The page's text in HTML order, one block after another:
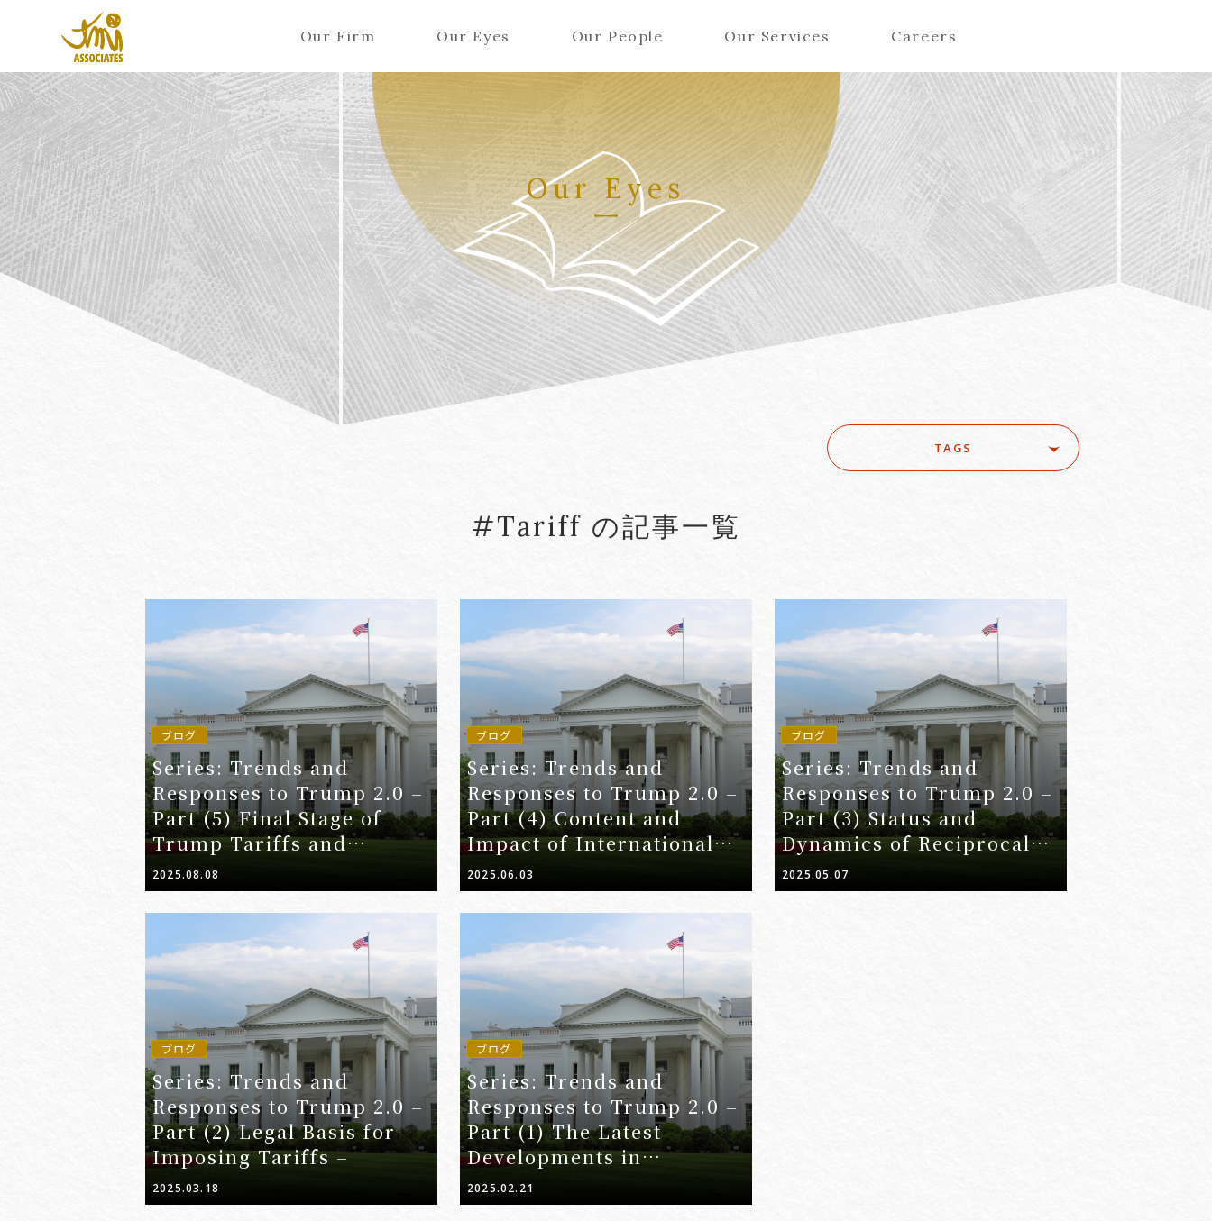
Our Firm Our Eyes Our People Our Services Careers
Our Eyes
TAGS
#Account seizure
#aerospace
#Arbitration #ASEAN
#Tariff の記事一覧
ブログ
Series: Trends and
Responses to Trump 2.0 –
Part (5) Final Stage of
Trump Tariffs and
Corporate Legal Risk
Management –
2025.08.08
ブログ
Series: Trends and
Responses to Trump 2.0 –
Part (4) Content and
Impact of International
Trade Court Judgment
Rendering Part of Tariffs
Measures as Illegal -
2025.06.03
ブログ
Series: Trends and
Responses to Trump 2.0 –
Part (3) Status and
Dynamics of Reciprocal
Tariffs under the Trump
Administration
2025.05.07
ブログ
Series: Trends and
Responses to Trump 2.0 –
Part (2) Legal Basis for
Imposing Tariffs –
2025.03.18
ブログ
Series: Trends and
Responses to Trump 2.0 –
Part (1) The Latest
Developments in
Reciprocal and
Automotive Tariffs –
2025.02.21